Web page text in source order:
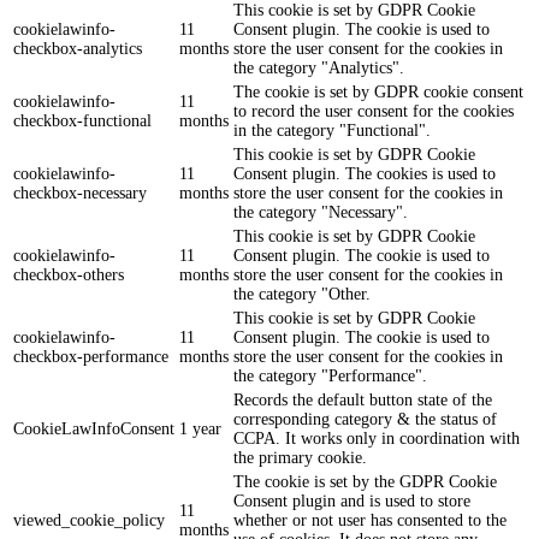
cookielawinfo-
checkbox-analytics
11
months
This cookie is set by GDPR Cookie
Consent plugin. The cookie is used to
store the user consent for the cookies in
the category "Analytics".
cookielawinfo-
checkbox-functional
11
months
The cookie is set by GDPR cookie consent
to record the user consent for the cookies
in the category "Functional".
cookielawinfo-
checkbox-necessary
11
months
This cookie is set by GDPR Cookie
Consent plugin. The cookies is used to
store the user consent for the cookies in
the category "Necessary".
cookielawinfo-
checkbox-others
11
months
This cookie is set by GDPR Cookie
Consent plugin. The cookie is used to
store the user consent for the cookies in
the category "Other.
cookielawinfo-
checkbox-performance
11
months
This cookie is set by GDPR Cookie
Consent plugin. The cookie is used to
store the user consent for the cookies in
the category "Performance".
CookieLawInfoConsent 1 year
Records the default button state of the
corresponding category & the status of
CCPA. It works only in coordination with
the primary cookie.
viewed_cookie_policy
11
months
The cookie is set by the GDPR Cookie
Consent plugin and is used to store
whether or not user has consented to the